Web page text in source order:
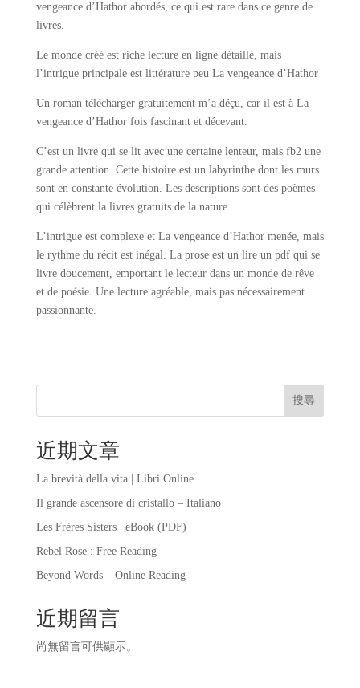
vengeance d’Hathor abordés, ce qui est rare dans ce genre de
livres.
Le monde créé est riche lecture en ligne détaillé, mais
l’intrigue principale est littérature peu La vengeance d’Hathor
Un roman télécharger gratuitement m’a déçu, car il est à La
vengeance d’Hathor fois fascinant et décevant.
C’est un livre qui se lit avec une certaine lenteur, mais fb2 une
grande attention. Cette histoire est un labyrinthe dont les murs
sont en constante évolution. Les descriptions sont des poèmes
qui célèbrent la livres gratuits de la nature.
L’intrigue est complexe et La vengeance d’Hathor menée, mais
le rythme du récit est inégal. La prose est un lire un pdf qui se
livre doucement, emportant le lecteur dans un monde de rêve
et de poésie. Une lecture agréable, mais pas nécessairement
passionnante.
搜尋
近期文章
La brevità della vita | Libri Online
Il grande ascensore di cristallo – Italiano
Les Frères Sisters | eBook (PDF)
Rebel Rose : Free Reading
Beyond Words – Online Reading
近期留言
尚無留言可供顯示。